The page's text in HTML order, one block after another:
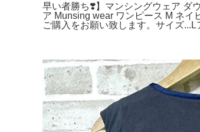
早い者勝ち❣️】マンシングウェア ダ
ア Munsing wear ワンピース M ネ
ご購入をお願い致します。サイズ